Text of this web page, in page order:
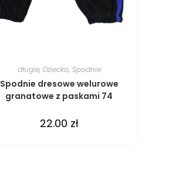
długie, Dziecko, Spodnie
Spodnie dresowe welurowe
granatowe z paskami 74
22.00 zł